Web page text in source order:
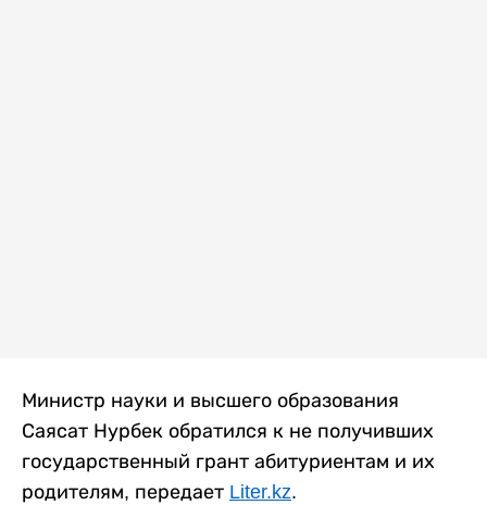
Министр науки и высшего образования
Саясат Нурбек обратился к не получивших
государственный грант абитуриентам и их
родителям, передает Liter.kz.